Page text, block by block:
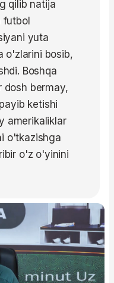
qilib natija
futbol
yuta
o'zlarini bosib,
Boshqa
dosh bermay,
ketishi
amerikaliklar
o'tkazishga
o'z o'yinini